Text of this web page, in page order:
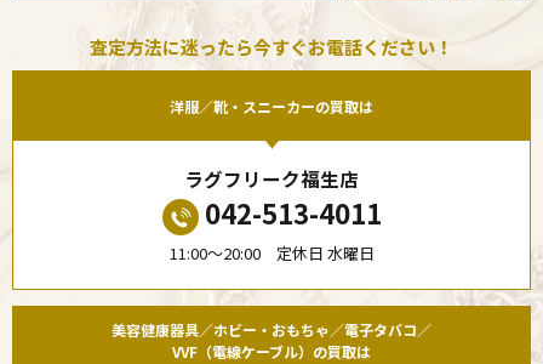
査定方法に迷ったら今すぐお電話ください！
洋服／靴・スニーカーの買取は
ラグフリーク福生店
042-513-4011
11:00〜20:00 定休日 水曜日
美容健康器具／ホビー・おもちゃ／電子タバコ／
VVF（電線ケーブル）の買取は